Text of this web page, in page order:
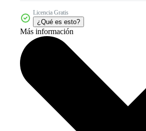
Licencia Gratis
¿Qué es esto?
Más información